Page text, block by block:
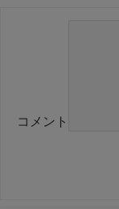
コメント